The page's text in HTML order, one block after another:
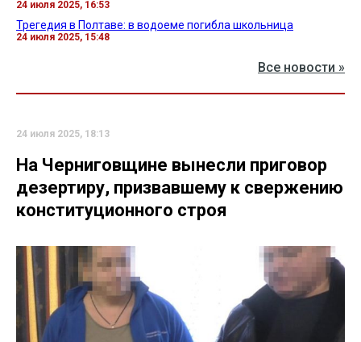
24 июля 2025, 16:53
Трегедия в Полтаве: в водоеме погибла школьница
24 июля 2025, 15:48
Все новости »
24 июля 2025, 18:13
На Черниговщине вынесли приговор
дезертиру, призвавшему к свержению
конституционного строя